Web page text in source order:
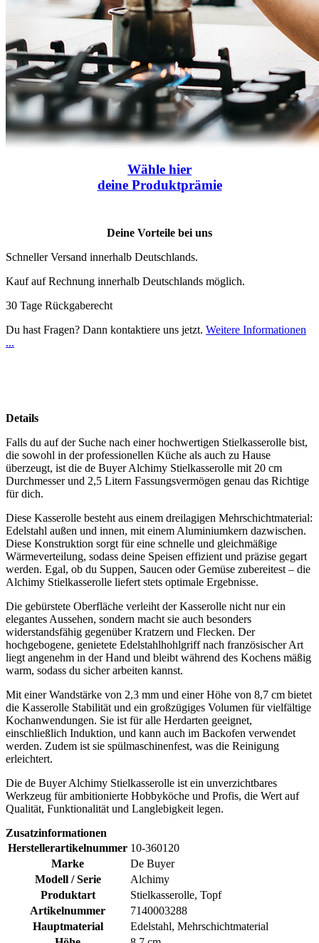
Wähle hier
deine Produktprämie
Deine Vorteile bei uns
Schneller Versand innerhalb Deutschlands.
Kauf auf Rechnung innerhalb Deutschlands möglich.
30 Tage Rückgaberecht
Du hast Fragen? Dann kontaktiere uns jetzt. Weitere Informationen
...
Details
Falls du auf der Suche nach einer hochwertigen Stielkasserolle bist,
die sowohl in der professionellen Küche als auch zu Hause
überzeugt, ist die de Buyer Alchimy Stielkasserolle mit 20 cm
Durchmesser und 2,5 Litern Fassungsvermögen genau das Richtige
für dich.
Diese Kasserolle besteht aus einem dreilagigen Mehrschichtmaterial:
Edelstahl außen und innen, mit einem Aluminiumkern dazwischen.
Diese Konstruktion sorgt für eine schnelle und gleichmäßige
Wärmeverteilung, sodass deine Speisen effizient und präzise gegart
werden. Egal, ob du Suppen, Saucen oder Gemüse zubereitest – die
Alchimy Stielkasserolle liefert stets optimale Ergebnisse.
Die gebürstete Oberfläche verleiht der Kasserolle nicht nur ein
elegantes Aussehen, sondern macht sie auch besonders
widerstandsfähig gegenüber Kratzern und Flecken. Der
hochgebogene, genietete Edelstahlhohlgriff nach französischer Art
liegt angenehm in der Hand und bleibt während des Kochens mäßig
warm, sodass du sicher arbeiten kannst.
Mit einer Wandstärke von 2,3 mm und einer Höhe von 8,7 cm bietet
die Kasserolle Stabilität und ein großzügiges Volumen für vielfältige
Kochanwendungen. Sie ist für alle Herdarten geeignet,
einschließlich Induktion, und kann auch im Backofen verwendet
werden. Zudem ist sie spülmaschinenfest, was die Reinigung
erleichtert.
Die de Buyer Alchimy Stielkasserolle ist ein unverzichtbares
Werkzeug für ambitionierte Hobbyköche und Profis, die Wert auf
Qualität, Funktionalität und Langlebigkeit legen.
Zusatzinformationen
Herstellerartikelnummer 10-360120
Marke
De Buyer
Modell / Serie
Alchimy
Produktart
Stielkasserolle, Topf
Artikelnummer
7140003288
Hauptmaterial
Edelstahl, Mehrschichtmaterial